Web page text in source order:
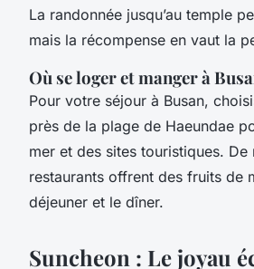
La randonnée jusqu’au temple
mais la récompense en vaut la
Où se loger et manger à
Pour votre séjour à Busan,
près de la plage de Haeundae
mer et des sites touristiques. De
restaurants offrent des fruits de
déjeuner et le dîner.
Suncheon : Le joyau